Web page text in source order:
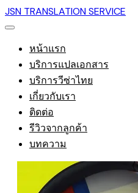
JSN TRANSLATION SERVICE
หน้าแรก
บริการแปลเอกสาร
บริการวีซ่าไทย
เกี่ยวกับเรา
ติดต่อ
รีวิวจากลูกค้า
บทความ